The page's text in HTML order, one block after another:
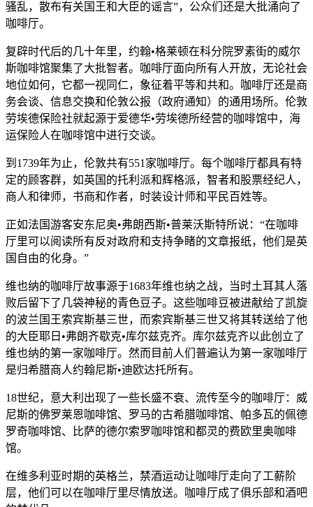
骚乱，散布有关国王和大臣的谣言”，公众们还是大批涌向了
咖啡厅。
复辟时代后的几十年里，约翰•格莱顿在科分院罗素街的威尔
斯咖啡馆聚集了大批智者。咖啡厅面向所有人开放，无论社会
地位如何，它都一视同仁，象征着平等和共和。咖啡厅还是商
务会谈、信息交换和伦敦公报（政府通知）的通用场所。伦敦
劳埃德保险社就起源于爱德华•劳埃德所经营的咖啡馆中，海
运保险人在咖啡馆中进行交谈。
到1739年为止，伦敦共有551家咖啡厅。每个咖啡厅都具有特
定的顾客群，如英国的托利派和辉格派，智者和股票经纪人，
商人和律师，书商和作者，时装设计师和平民百姓等。
正如法国游客安东尼奥•弗朗西斯•普莱沃斯特所说：“在咖啡
厅里可以阅读所有反对政府和支持争睹的文章报纸，他们是英
国自由的化身。”
维也纳的咖啡厅故事源于1683年维也纳之战，当时土耳其人落
败后留下了几袋神秘的青色豆子。这些咖啡豆被进献给了凯旋
的波兰国王索宾斯基三世，而索宾斯基三世又将其转送给了他
的大臣耶日•弗朗齐歇克•库尔兹克齐。库尔兹克齐以此创立了
维也纳的第一家咖啡厅。然而目前人们普遍认为第一家咖啡厅
是归希腊商人约翰尼斯•迪欧达托所有。
18世纪，意大利出现了一些长盛不衰、流传至今的咖啡厅：威
尼斯的佛罗莱恩咖啡馆、罗马的古希腊咖啡馆、帕多瓦的佩德
罗奇咖啡馆、比萨的德尔索罗咖啡馆和都灵的费欧里奥咖啡
馆。
在维多利亚时期的英格兰，禁酒运动让咖啡厅走向了工薪阶
层，他们可以在咖啡厅里尽情放送。咖啡厅成了俱乐部和酒吧